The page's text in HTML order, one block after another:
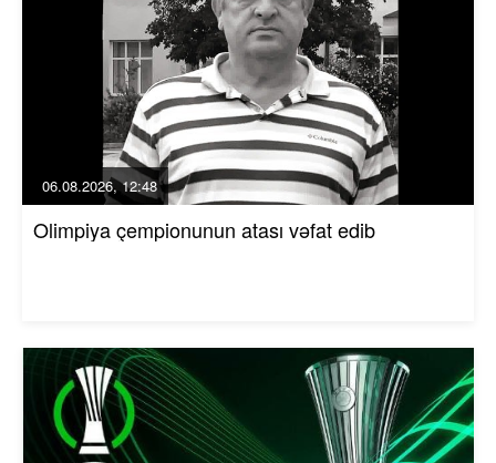
06.08.2026, 12:48
Olimpiya çempionunun atası vəfat edib